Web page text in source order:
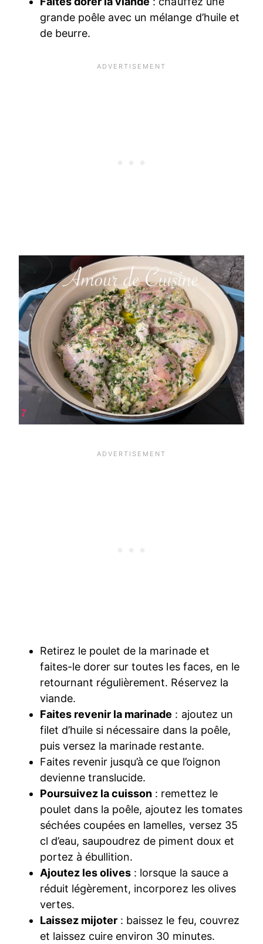
grande poêle avec un mélange d’huile et
de beurre.
Retirez le poulet de la marinade et
faites-le dorer sur toutes les faces, en le
retournant régulièrement. Réservez la
viande.
Faites revenir la marinade : ajoutez un
filet d’huile si nécessaire dans la poêle,
puis versez la marinade restante.
Faites revenir jusqu’à ce que l’oignon
devienne translucide.
Poursuivez la cuisson : remettez le
poulet dans la poêle, ajoutez les tomates
séchées coupées en lamelles, versez 35
cl d’eau, saupoudrez de piment doux et
portez à ébullition.
Ajoutez les olives : lorsque la sauce a
réduit légèrement, incorporez les olives
vertes.
Laissez mijoter : baissez le feu, couvrez
et laissez cuire environ 30 minutes.